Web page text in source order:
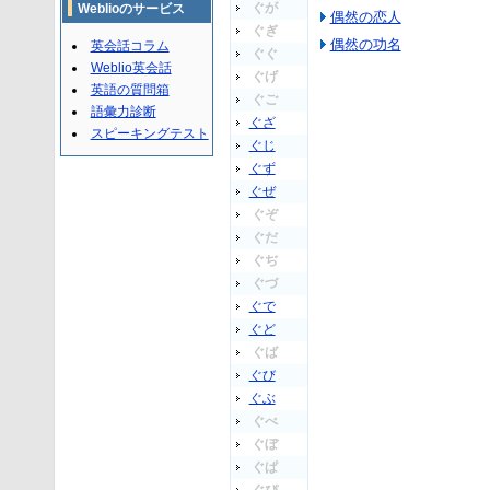
ぐが
ぐぎ
ぐぐ
ぐげ
ぐご
ぐざ
ぐじ
ぐず
ぐぜ
ぐぞ
ぐだ
ぐぢ
ぐづ
ぐで
ぐど
ぐば
ぐび
ぐぶ
ぐべ
ぐぼ
ぐぱ
偶然の恋人
偶然の功名
Weblioのサービス
英会話コラム
Weblio英会話
英語の質問箱
語彙力診断
スピーキングテスト